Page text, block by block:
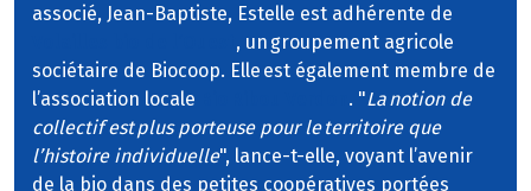
associé, Jean-Baptiste, Estelle est adhérente de
, un groupement agricole
sociétaire de Biocoop. Elle est également membre de
l’association locale
. "La notion de
collectif est plus porteuse pour le territoire que
l’histoire individuelle", lance-t-elle, voyant l’avenir
de la bio dans des petites coopératives portées